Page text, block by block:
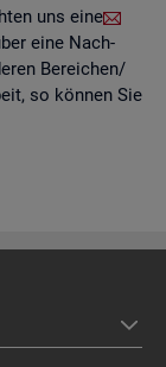
uns eine
eine Nach­
Be­rei­chen/
so kön­nen Sie